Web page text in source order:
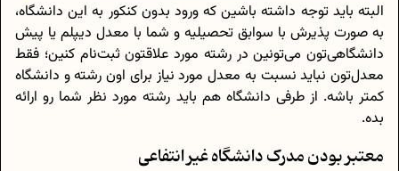
البته باید توجه داشته باشین که ورود بدون کنکور به این دانشگاه،
به صورت پذیرش با سوابق تحصیلیه و شما با معدل دیپلم یا پیش
دانشگاهی‌تون می‌تونین در رشته‌ مورد علاقتون ثبت‌نام کنین؛ فقط
معدل‌تون نباید نسبت به معدل مورد نیاز برای اون رشته و دانشگاه
کمتر باشه. از طرفی دانشگاه هم باید رشته مورد نظر شما رو ارائه
بده.
معتبر بودن مدرک دانشگاه غیر انتفاعی